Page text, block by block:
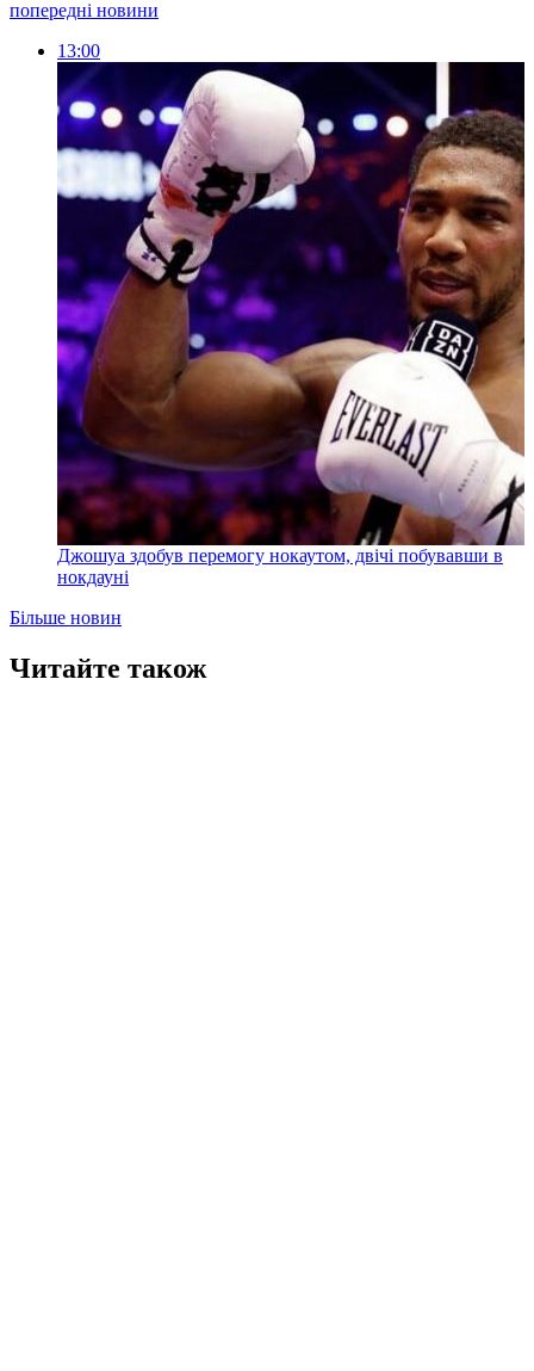
попередні новини
13:00
Джошуа здобув перемогу нокаутом, двічі побувавши в
нокдауні
Більше новин
Читайте також